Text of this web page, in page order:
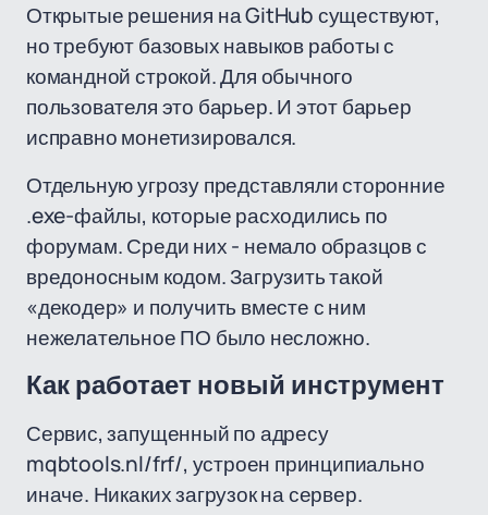
Открытые решения на GitHub существуют,
но требуют базовых навыков работы с
командной строкой. Для обычного
пользователя это барьер. И этот барьер
исправно монетизировался.
Отдельную угрозу представляли сторонние
.exe-файлы, которые расходились по
форумам. Среди них - немало образцов с
вредоносным кодом. Загрузить такой
«декодер» и получить вместе с ним
нежелательное ПО было несложно.
Как работает новый инструмент
Сервис, запущенный по адресу
mqbtools.nl/frf/, устроен принципиально
иначе. Никаких загрузок на сервер.